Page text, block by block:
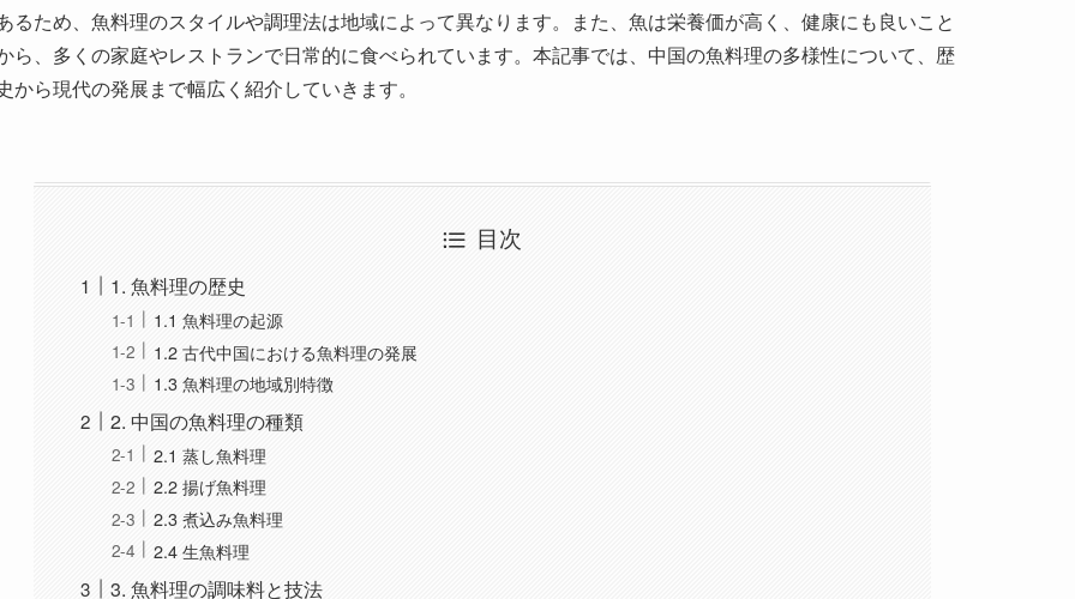
目次
1. 魚料理の歴史
1.3 魚料理の地域別特徴
2.2 揚げ魚料理
2.3 煮込み魚料理
2.4 生魚料理
3. 魚料理の調味料と技法
3.1 一般的な調味料の使用
3.2 伝統的な調理技法
3.3 現代のアプローチ
4. 魚料理と地域文化
4.1 地域ごとの特色